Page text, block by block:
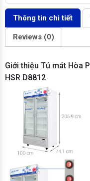
Thông tin chi tiết
Reviews (0)
Giới thiệu Tủ mát Hòa
HSR D8812